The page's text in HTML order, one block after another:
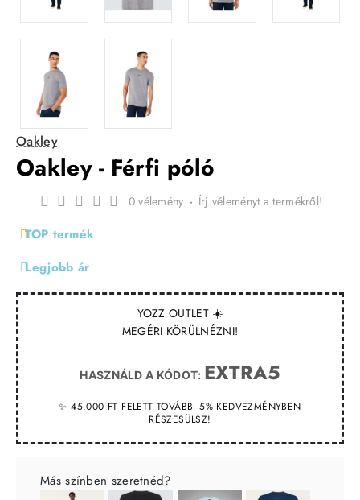
Oakley
Oakley - Férfi póló
YOZZ OUTLET ☀️
MEGÉRI KÖRÜLNÉZNI!
HASZNÁLD A KÓDOT: EXTRA5
✨ 45.000 FT FELETT TOVÁBBI 5% KEDVEZMÉNYBEN
RÉSZESÜLSZ!
TOP termék
Legjobb ár
0 vélemény - Írj véleményt a termékről!
Más színben szeretnéd?